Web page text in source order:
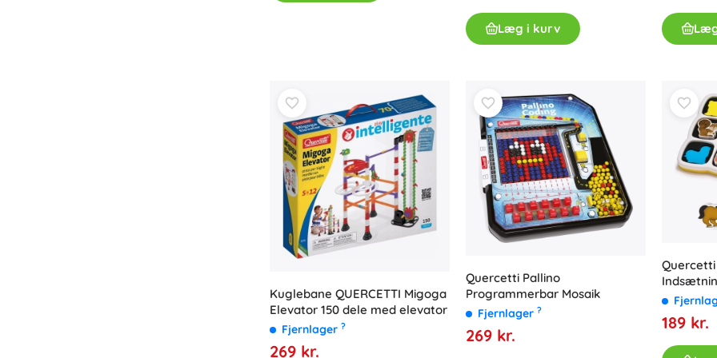
Læg i kurv
Kuglebane QUERCETTI Migoga
Elevator 150 dele med elevator
Fjernlager ?
269 kr.
Quercetti Pallino
Programmerbar Mosaik
Fjernlager ?
269 kr.
189 kr.